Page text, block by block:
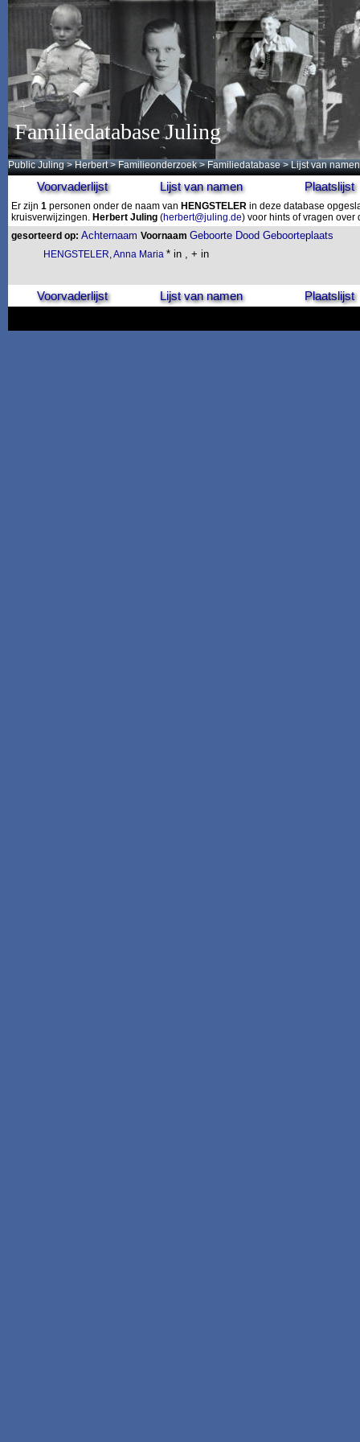
Familiedatabase Juling
Public Juling >Herbert >Familieonderzoek >Familiedatabase > Lijst van namen
Voorvaderlijst Lijst van namen Plaatslijst
Er zijn 1 personen onder de naam van HENGSTELER in deze database
kruisverwijzingen. Herbert Juling (herbert@juling.de) voor hints of vragen
gesorteerd op: Achternaam Voornaam Geboorte Dood Geboorteplaats
HENGSTELER, Anna Maria * in , + in
Voorvaderlijst Lijst van namen Plaatslijst